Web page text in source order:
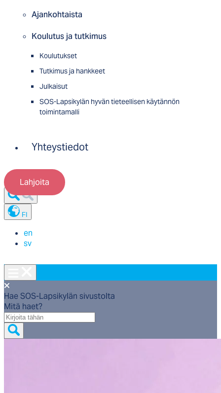
Ajankohtaista
Koulutus ja tutkimus
Koulutukset
Tutkimus ja hankkeet
Julkaisut
SOS-Lapsikylän hyvän tieteellisen käytännön
toimintamalli
Yhteystiedot
Lahjoita
FI
en
sv
Hae SOS-Lapsikylän sivustolta
Mitä haet?
Mitä
haet?